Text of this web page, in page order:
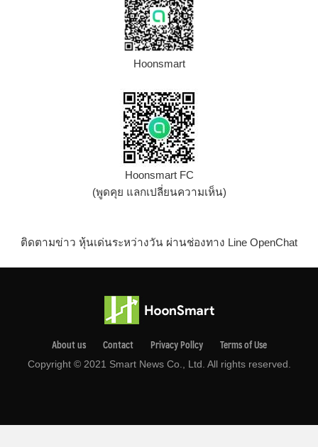
Hoonsmart
Hoonsmart FC
(พูดคุย แลกเปลี่ยนความเห็น)
ติดตามข่าว หุ้นเด่นระหว่างวัน ผ่านช่องทาง Line OpenChat
About us Contact Privacy Pollcy Terms of Use
Copyright © 2021 Smart News Co., Ltd. All rights reserved.